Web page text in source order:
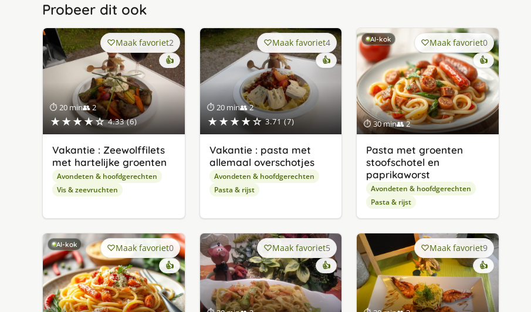
Probeer dit ook
⏱ 20 min👥 2
★★★★☆ 4.33 (6)
Maak favoriet2
👍
Vakantie : Zeewolffilets
met hartelijke groenten
Avondeten & hoofdgerechten
Vis & zeevruchten
⏱ 20 min👥 2
★★★★☆ 3.71 (7)
Maak favoriet4
👍
Vakantie : pasta met
allemaal overschotjes
Avondeten & hoofdgerechten
Pasta & rijst
AI-kok
⏱ 30 min👥 2
Maak favoriet0
👍
Pasta met groenten
stoofschotel en
paprikaworst
Avondeten & hoofdgerechten
Pasta & rijst
AI-kok Maak favoriet0
👍
Maak favoriet5
👍
Maak favoriet9
👍